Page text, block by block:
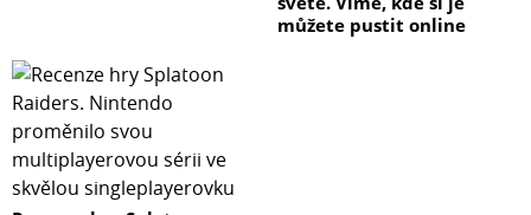
můžete pustit online